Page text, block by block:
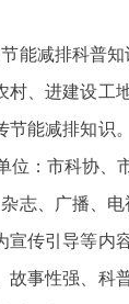
减排科普知
、进建设
能减排知识
位：市科协、
、广播、电
传引导等
事性强、